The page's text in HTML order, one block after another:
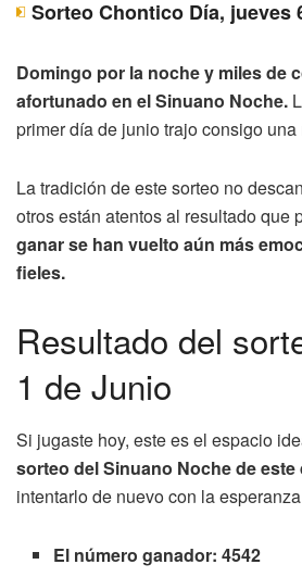
Sorteo Chontico Día,
Domingo por la noche y miles de
afortunado en el Sinuano Noche.
primer día de junio trajo consigo
La tradición de este sorteo no
otros están atentos al resultado que
ganar se han vuelto aún más
fieles.
Resultado del
1 de Junio
Si jugaste hoy, este es el espacio
sorteo del Sinuano Noche de
intentarlo de nuevo con la
El número ganador: 4542